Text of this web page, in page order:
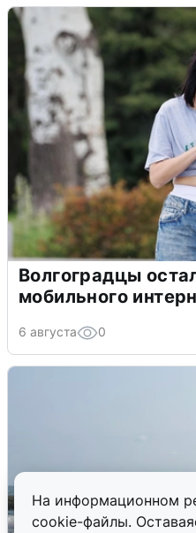
На информационном
cookie-файлы.
Волгоградцы
мобильного
6 августа 0